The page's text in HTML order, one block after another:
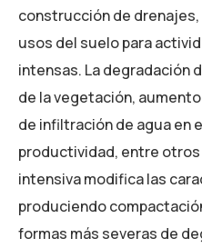
construcción de
usos del suelo para
intensas. La degradación
de la vegetación,
de infiltración de agua en
productividad, entre
intensiva modifica las
produciendo
formas más severas de